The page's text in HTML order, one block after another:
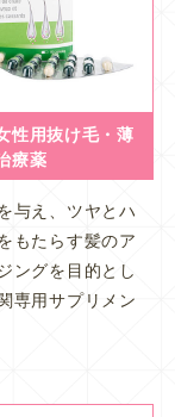
性用抜け毛・薄
療薬
与え、ツヤとハ
もたらす髪のア
ングを目的とし
専用サプリメン